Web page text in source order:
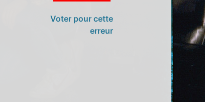
Voter pour cette
erreur